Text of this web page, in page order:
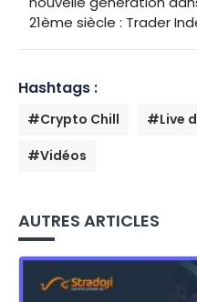
21ème siècle : Trader
Hashtags :
#Crypto Chill #Live
#Vidéos
AUTRES ARTICLES